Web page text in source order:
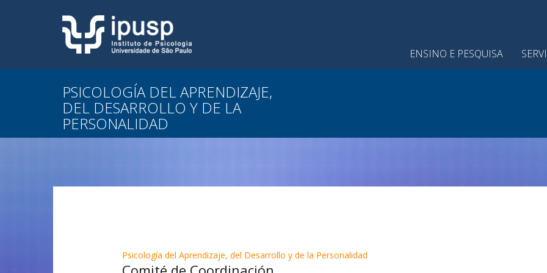
ENSINO E PESQUISA
PSICOLOGÍA DEL APRENDIZAJE,
DEL DESARROLLO Y DE LA
PERSONALIDAD
Psicología del Aprendizaje, del Desarrollo y de la Personalidad